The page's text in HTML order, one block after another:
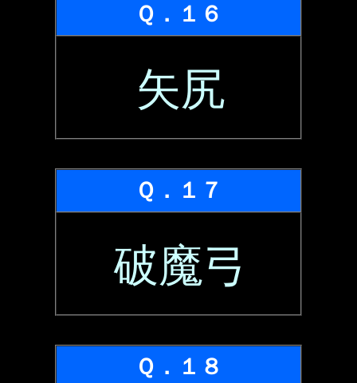
Ｑ．１６
矢尻
Ｑ．１７
破魔弓
Ｑ．１８